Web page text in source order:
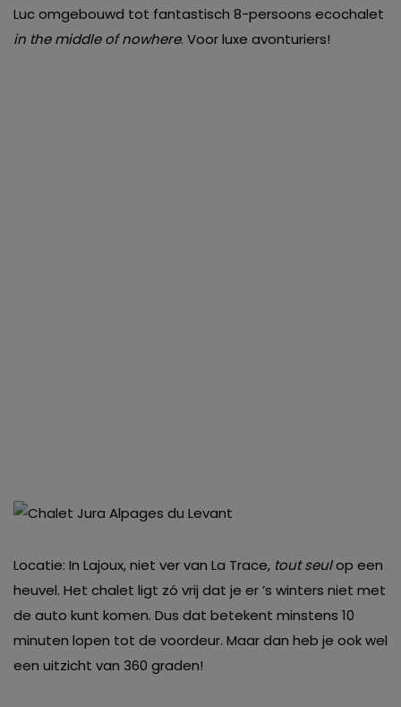
Luc omgebouwd tot fantastisch 8-persoons ecochalet
in the middle of nowhere. Voor luxe avonturiers!
Locatie: In Lajoux, niet ver van La Trace, tout seulop een
heuvel. Het chalet ligt zó vrij dat je er ’s winters niet met
de auto kunt komen. Dus dat betekent minstens 10
minuten lopen tot de voordeur. Maar dan heb je ook wel
een uitzicht van 360 graden!